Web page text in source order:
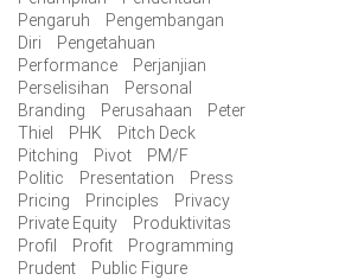
Pengaruh
Pengembangan
Diri
Pengetahuan
Performance
Perjanjian
Perselisihan
Personal
Branding
Perusahaan
Peter
Thiel
PHK
Pitch Deck
Pitching
Pivot
PM/F
Politic
Presentation
Press
Pricing
Principles
Privacy
Private Equity
Produktivitas
Profil
Profit
Programming
Prudent
Public Figure